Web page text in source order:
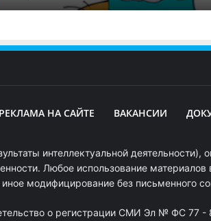
РЕКЛАМА НА САЙТЕ ВАКАНСИИ
интеллектуальной деятельности),
Любое использование
модифицирование без письменного
о регистрации СМИ Эл № ФС 77